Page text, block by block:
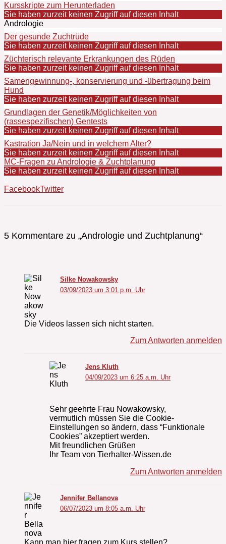
Kursskripte zum Herunterladen
Sie haben zurzeit keinen Zugriff auf diesen Inhalt
Andrologie
Der gesunde Zuchtrüde
Sie haben zurzeit keinen Zugriff auf diesen Inhalt
Züchterisch relevante Erkrankungen des Rüden
Sie haben zurzeit keinen Zugriff auf diesen Inhalt
Samengewinnung-, konservierung und -übertragung beim
Hund
Sie haben zurzeit keinen Zugriff auf diesen Inhalt
Grundlagen der Genetik/Möglichkeiten von
(rassespezifischen) Gentests
Sie haben zurzeit keinen Zugriff auf diesen Inhalt
Kastration Ja/Nein und in welchem Alter?
Sie haben zurzeit keinen Zugriff auf diesen Inhalt
MC-Fragen zu Andrologie & Zuchtplanung
Sie haben zurzeit keinen Zugriff auf diesen Inhalt
FacebookTwitter
5 Kommentare zu „Andrologie und Zuchtplanung“
Silke Nowakowsky
03/09/2023 um 3:01 p.m. Uhr
Die Videos lassen sich nicht starten.
Zum Antworten anmelden
Jens Kluth
04/09/2023 um 6:25 a.m. Uhr
Sehr geehrte Frau Nowakowsky,
vermutlich müssen Sie die Cookie-
Einstellungen so ändern, dass “Funktionale
Cookies” akzeptiert werden.
Mit freundlichen Grüßen
Ihr Team von Tierhalter-Wissen.de
Zum Antworten anmelden
Jennifer Bellanova
06/07/2023 um 8:05 a.m. Uhr
Kann man hier fragen zum Kurs stellen?